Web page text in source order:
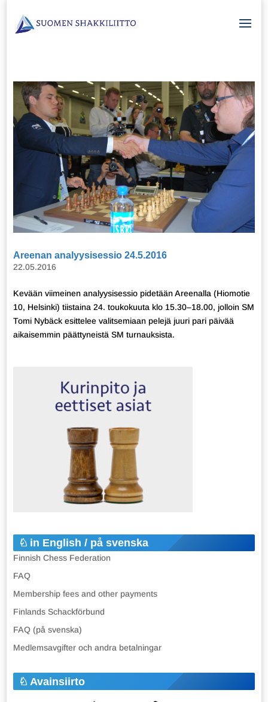
Areenan analyysisessio 24.5.2016
22.05.2016
Kevään viimeinen analyysisessio pidetään Areenalla (Hiomotie
10, Helsinki) tiistaina 24. toukokuuta klo 15.30–18.00, jolloin SM
Tomi Nybäck esittelee valitsemiaan pelejä juuri pari päivää
aikaisemmin päättyneistä SM turnauksista.
in English / på svenska
Finnish Chess Federation
FAQ
Membership fees and other payments
Finlands Schackförbund
FAQ (på svenska)
Medlemsavgifter och andra betalningar
Avainsiirto